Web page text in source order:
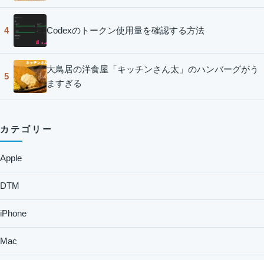
4 Codexのトークン使用量を確認する方法
5
大鳥居の洋食屋「キッチンさん太」のハンバーグがう
ますぎる
カテゴリー
Apple
DTM
iPhone
Mac